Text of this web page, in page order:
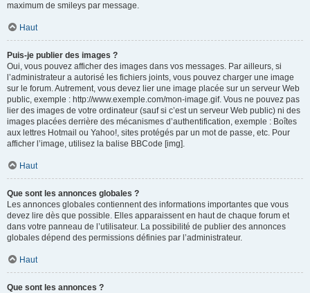
maximum de smileys par message.
Haut
Puis-je publier des images ?
Oui, vous pouvez afficher des images dans vos messages. Par ailleurs, si
l’administrateur a autorisé les fichiers joints, vous pouvez charger une image
sur le forum. Autrement, vous devez lier une image placée sur un serveur Web
public, exemple : http://www.exemple.com/mon-image.gif. Vous ne pouvez pas
lier des images de votre ordinateur (sauf si c’est un serveur Web public) ni des
images placées derrière des mécanismes d’authentification, exemple : Boîtes
aux lettres Hotmail ou Yahoo!, sites protégés par un mot de passe, etc. Pour
afficher l’image, utilisez la balise BBCode [img].
Haut
Que sont les annonces globales ?
Les annonces globales contiennent des informations importantes que vous
devez lire dès que possible. Elles apparaissent en haut de chaque forum et
dans votre panneau de l’utilisateur. La possibilité de publier des annonces
globales dépend des permissions définies par l’administrateur.
Haut
Que sont les annonces ?